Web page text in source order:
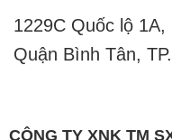
1229C Quốc lộ
Quận Bình Tân,
CÔNG TY XNK TM